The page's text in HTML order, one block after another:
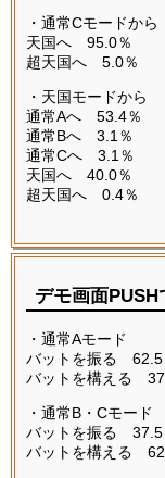
・通常Cモードから
天国へ 95.0％
超天国へ 5.0％
・天国モードから
通常Aへ 53.4％
通常Bへ 3.1％
通常Cへ 3.1％
天国へ 40.0％
超天国へ 0.4％
デモ画面
・通常Aモード
バットを振る 62.5
バットを構える
・通常B・Cモード
バットを振る 37.5
バットを構える